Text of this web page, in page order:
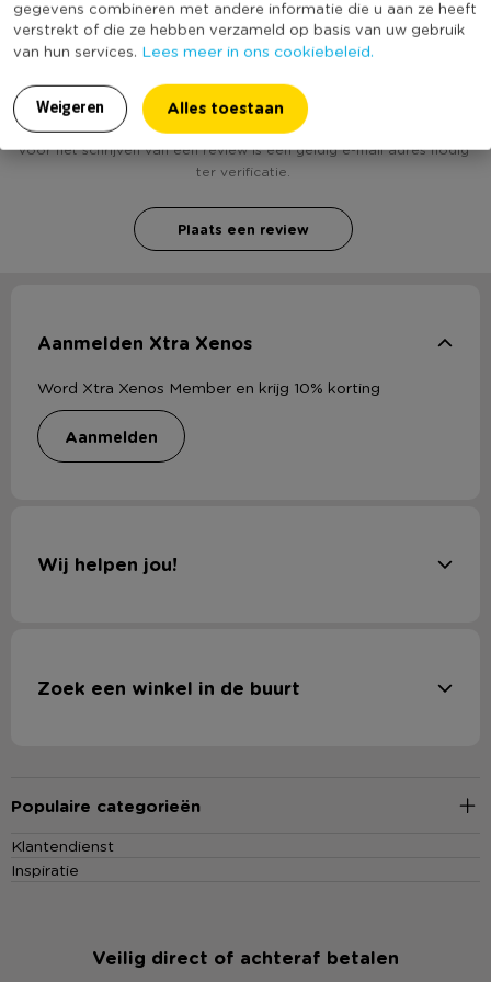
gegevens combineren met andere informatie die u aan ze heeft
verstrekt of die ze hebben verzameld op basis van uw gebruik
van hun services. Lees meer in ons cookiebeleid.
Weigeren Alles toestaan
Heb jij Spaarpot varken - roze? Schrijf een review!
Voor het schrijven van een review is een geldig e-mail adres nodig
ter verificatie.
Plaats een review
Aanmelden Xtra Xenos
Word Xtra Xenos Member en krijg 10% korting
aanmelden
Wij helpen jou!
Zoek een winkel in de buurt
Populaire categorieën
Klantendienst
Inspiratie
Veilig direct of achteraf betalen